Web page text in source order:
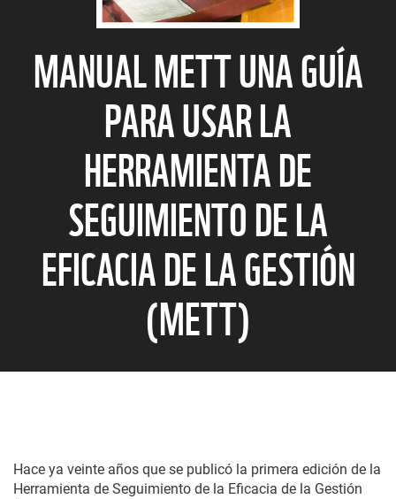
MANUAL METT UNA GUÍA
PARA USAR LA
HERRAMIENTA DE
SEGUIMIENTO DE LA
EFICACIA DE LA GESTIÓN
(METT)
Hace ya veinte años que se publicó la primera edición de la
Herramienta de Seguimiento de la Eficacia de la Gestión